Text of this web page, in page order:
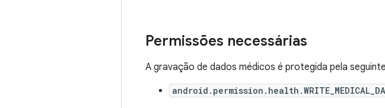
Permissões necessárias
A gravação de dados médicos é protegida pela